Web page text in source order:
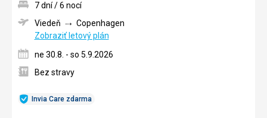
Invia Care zdarma
7 dní / 6 nocí
Viedeň
Copenhagen
Zobraziť letový plán
ne 30.8. - so 5.9.2026
Bez stravy